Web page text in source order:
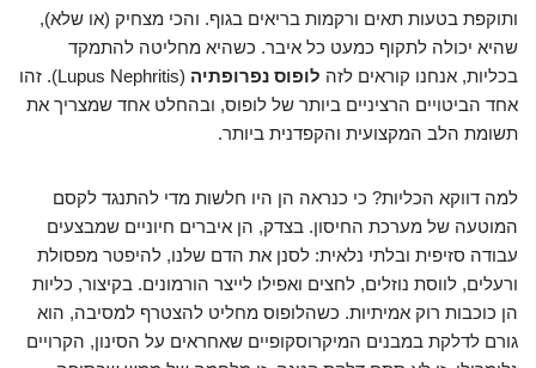
ותוקפת בטעות תאים ורקמות בריאים בגוף. והכי מצחיק (או שלא),
שהיא יכולה לתקוף כמעט כל איבר. כשהיא מחליטה להתמקד
בכליות, אנחנו קוראים לזה לופוס נפרופתיה
(Lupus Nephritis). זהו
אחד הביטויים הרציניים ביותר של לופוס, ובהחלט אחד שמצריך את
תשומת הלב המקצועית והקפדנית ביותר.
למה דווקא הכליות? כי כנראה הן היו חלשות מדי להתנגד לקסם
המוטעה של מערכת החיסון. בצדק, הן איברים חיוניים שמבצעים
עבודה סזיפית ובלתי נלאית: לסנן את הדם שלנו, להיפטר מפסולת
ורעלים, לווסת נוזלים, לחצים ואפילו לייצר הורמונים. בקיצור, כליות
הן כוכבות רוק אמיתיות. כשהלופוס מחליט להצטרף למסיבה, הוא
גורם לדלקת במבנים המיקרוסקופיים שאחראים על הסינון, הקרויים